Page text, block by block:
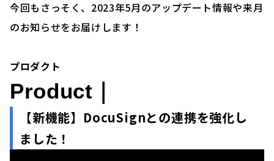
今回もさっそく、2023年5月のアップデート情報や来月
のお知らせをお届けします！
プロダクト
Product｜
【新機能】DocuSignとの連携を強化し
ました！